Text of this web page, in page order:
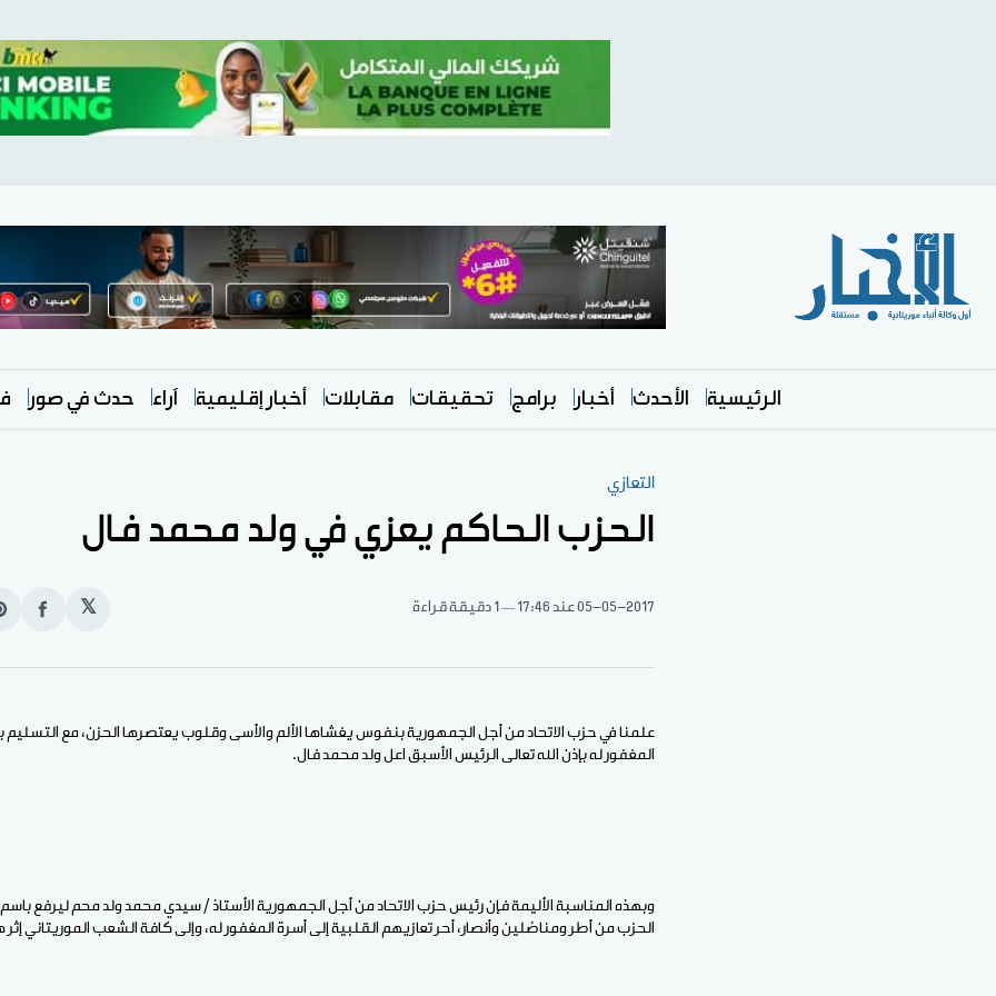
الرئيسية الأحدث أخبار برامج تحقيقات مقابلات أخبار إقليمية آراء حدث في صور
التعازي
الحزب الحاكم يعزي في ولد محمد فال
05-05-2017عند 17:46 1 دقيقة قراءة 𝕏
انشر
علمنا في حزب الاتحاد من أجل الجمهورية بنفوس يغشاها الألم والأسى وقلوب يعتصرها الحزن، مع التسليم
المغفور له بإذن الله تعالى الرئيس الأسبق اعل ولد محمد فال.
وبهذه المناسبة الأليمة فإن رئيس حزب الاتحاد من أجل الجمهورية الأستاذ / سيدي محمد ولد محم ليرفع
الحزب من أطر ومناضلين وأنصار، أحر تعازيهم القلبية إلى أسرة المغفور له، وإلى كافة الشعب الموريتاني إثر